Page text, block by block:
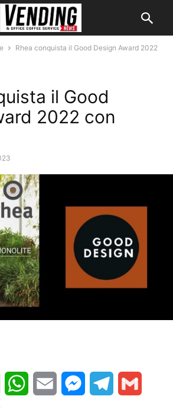
Rhea conquista il Good Design Award 2022
il Good
2022 con
WhatsApp
Email MessengerTelegram